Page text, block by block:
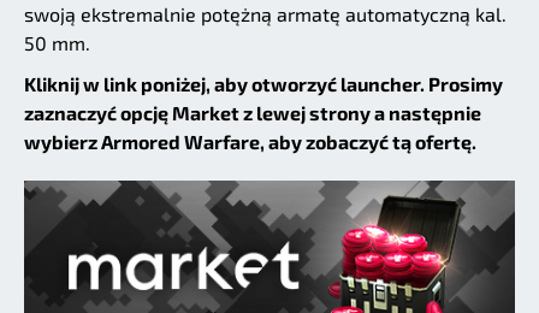
swoją ekstremalnie potężną armatę automatyczną kal.
50 mm.
Kliknij w link poniżej, aby otworzyć launcher. Prosimy
zaznaczyć opcję Market z lewej strony a następnie
wybierz Armored Warfare, aby zobaczyć tą ofertę.